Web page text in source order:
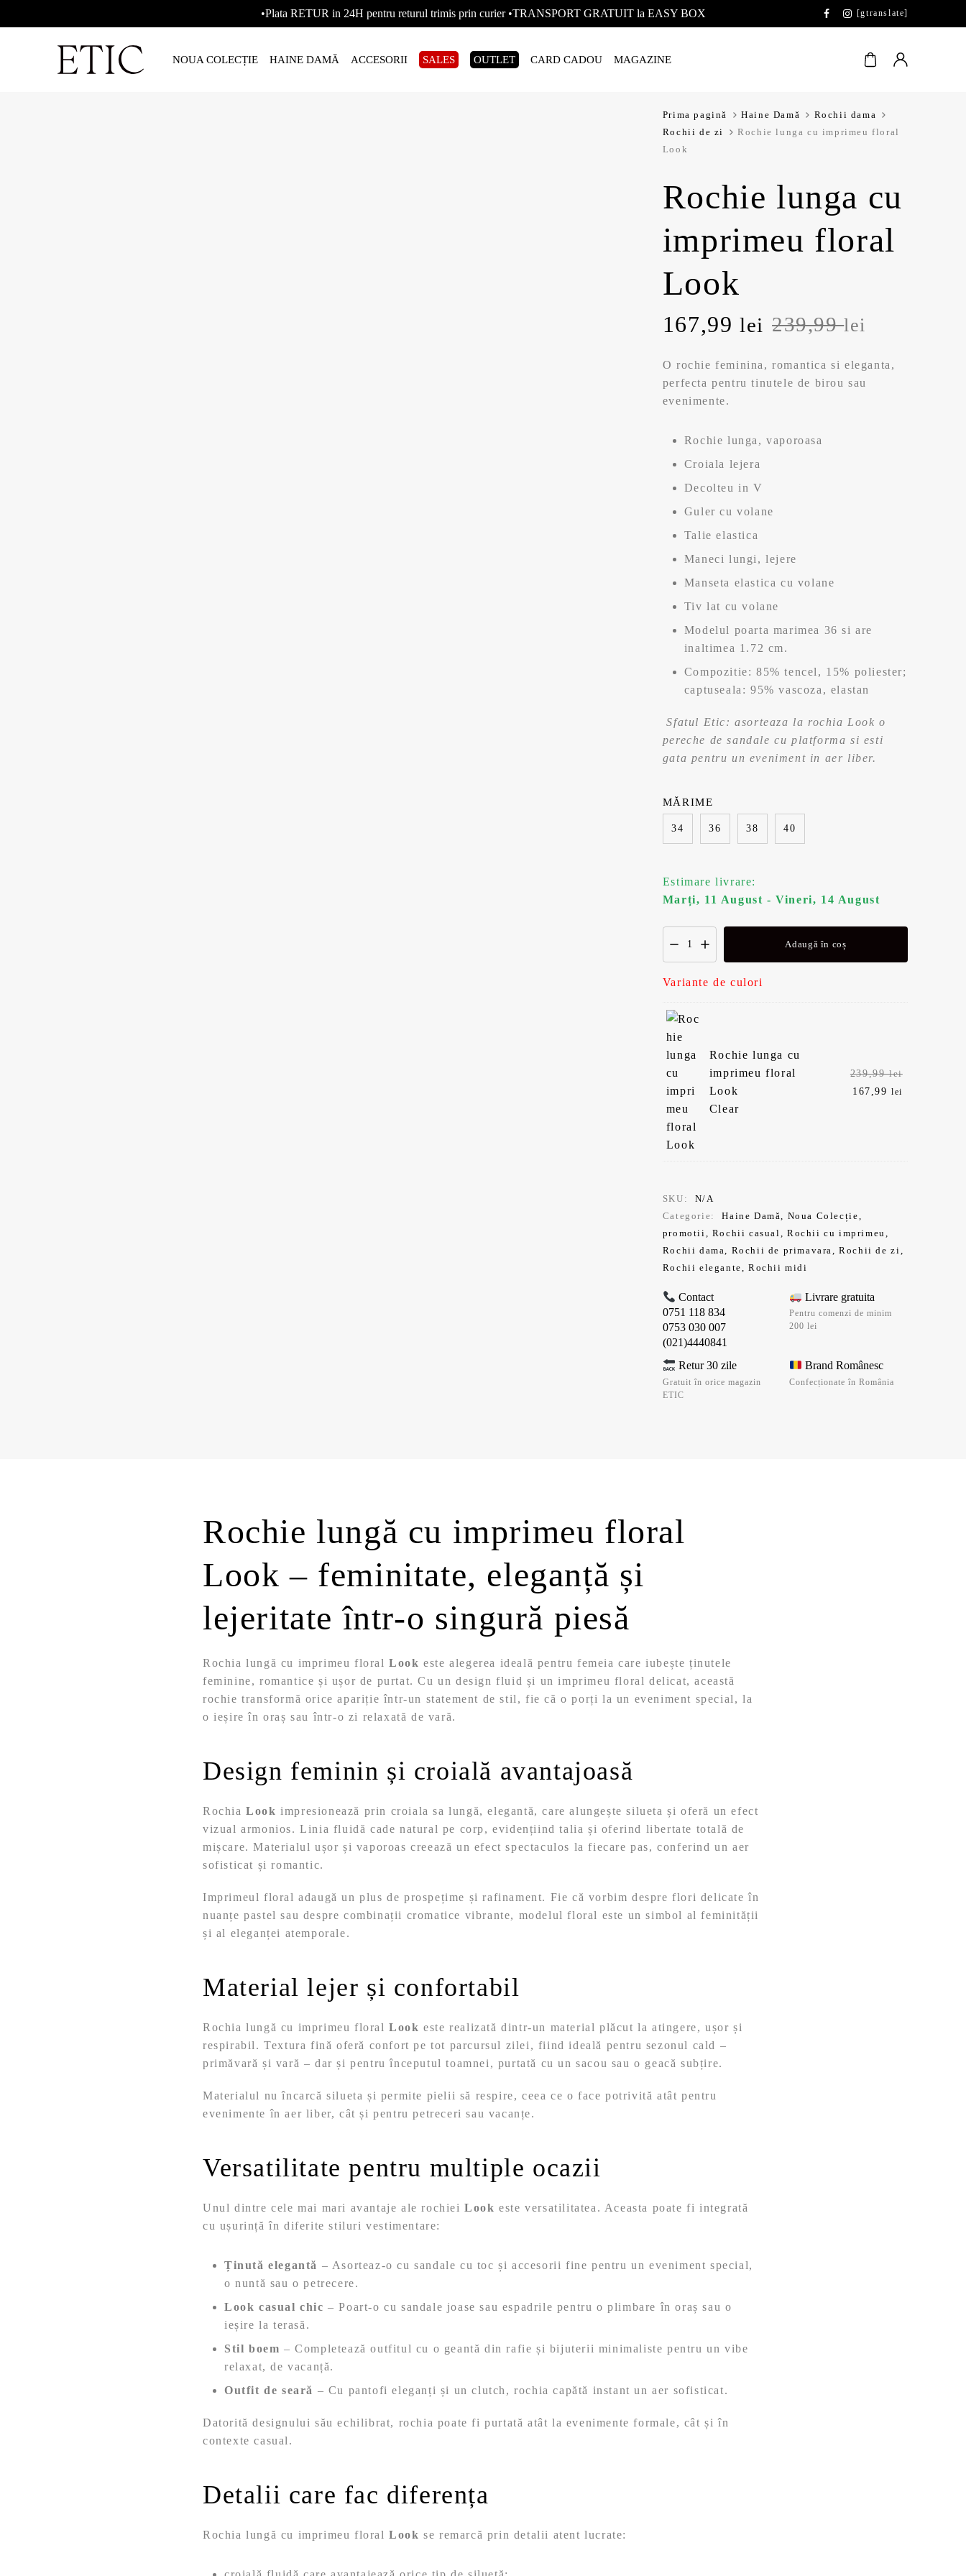
•Plata RETUR in 24H pentru returul trimis prin curier •TRANSPORT GRATUIT la EASY BOX [gtranslate]
NOUA COLECȚIE HAINE DAMĂ ACCESORII SALES OUTLET CARD CADOU MAGAZINE
Prima pagină Haine Damă
Rochii dama
Rochii de zi
Rochie lunga cu imprimeu floral
Look
Rochie lunga cu
imprimeu floral
Look
239,99lei
Prețul
inițial
a
239,99 lei.
167,99lei
Prețul
curent
este:
O rochie feminina, romantica si eleganta,
perfecta pentru tinutele de birou sau
evenimente.
Rochie lunga, vaporoasa
Croiala lejera
Decolteu in V
Guler cu volane
Talie elastica
Maneci lungi, lejere
Manseta elastica cu volane
Tiv lat cu volane
Modelul poarta marimea 36 si are
inaltimea 1.72 cm.
Compozitie: 85% tencel, 15% poliester;
captuseala: 95% vascoza, elastan
Sfatul Etic: asorteaza la rochia Look o
pereche de sandale cu platforma si esti
gata pentru un eveniment in aer liber.
34 36 38 40
MĂRIME
Estimare livrare:
Marți, 11 August - Vineri, 14 August
Adaugă în coș
Variante de culori
Rochie lunga cu
imprimeu floral
Look
Clear
239,99lei
167,99lei
SKU:
N/A
Categorie:
Haine Damă, Noua Colecție,
promotii, Rochii casual, Rochii cu imprimeu,
Rochii dama, Rochii de primavara,Rochii de zi,
Rochii elegante,Rochii midi
Contact
0751 118 834
0753 030 007
(021)4440841
Livrare gratuita
Pentru comenzi de minim
200 lei
Retur 30 zile
Gratuit în orice magazin
ETIC
Brand Românesc
Confecționate în România
Rochie lungă cu imprimeu floral
Look – feminitate, eleganță și
lejeritate într-o singură piesă
Rochia lungă cu imprimeu floralLook este alegerea ideală pentru femeia care iubește ținutele
feminine, romantice și ușor de purtat. Cu un design fluid și un imprimeu floral delicat, această
rochie transformă orice apariție într-un statement de stil, fie că o porți la un eveniment special, la
o ieșire în oraș sau într-o zi relaxată de vară.
Design feminin și croială avantajoasă
RochiaLook impresionează prin croiala sa lungă, elegantă, care alungește silueta și oferă un efect
vizual armonios. Linia fluidă cade natural pe corp, evidențiind talia și oferind libertate totală de
mișcare. Materialul ușor și vaporoas creează un efect spectaculos la fiecare pas, conferind un aer
sofisticat și romantic.
Imprimeul floral adaugă un plus de prospețime și rafinament. Fie că vorbim despre flori delicate în
nuanțe pastel sau despre combinații cromatice vibrante, modelul floral este un simbol al feminității
și al eleganței atemporale.
Material lejer și confortabil
Rochia lungă cu imprimeu floralLook este realizată dintr-un material plăcut la atingere, ușor și
respirabil. Textura fină oferă confort pe tot parcursul zilei, fiind ideală pentru sezonul cald –
primăvară și vară – dar și pentru începutul toamnei, purtată cu un sacou sau o geacă subțire.
Materialul nu încarcă silueta și permite pielii să respire, ceea ce o face potrivită atât pentru
evenimente în aer liber, cât și pentru petreceri sau vacanțe.
Versatilitate pentru multiple ocazii
Unul dintre cele mai mari avantaje ale rochieiLook este versatilitatea. Aceasta poate fi integrată
cu ușurință în diferite stiluri vestimentare:
Ținută elegantă – Asorteaz-o cu sandale cu toc și accesorii fine pentru un eveniment special,
o nuntă sau o petrecere.
Look casual chic – Poart-o cu sandale joase sau espadrile pentru o plimbare în oraș sau o
ieșire la terasă.
Stil boem – Completează outfitul cu o geantă din rafie și bijuterii minimaliste pentru un vibe
relaxat, de vacanță.
Outfit de seară – Cu pantofi eleganți și un clutch, rochia capătă instant un aer sofisticat.
Datorită designului său echilibrat, rochia poate fi purtată atât la evenimente formale, cât și în
contexte casual.
Detalii care fac diferența
Rochia lungă cu imprimeu floralLook se remarcă prin detalii atent lucrate: